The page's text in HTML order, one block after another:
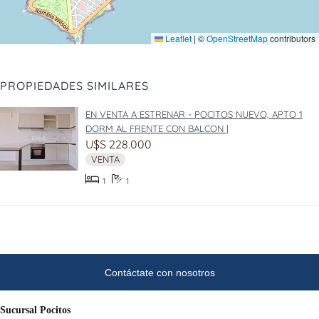
Leaflet | ©OpenStreetMapcontributors
PROPIEDADES SIMILARES
EN VENTA A ESTRENAR - POCITOS NUEVO, APTO 1
DORM AL FRENTE CON BALCON |
U$S 228.000
VENTA
1 1
Contáctate con nosotros
Sucursal Pocitos